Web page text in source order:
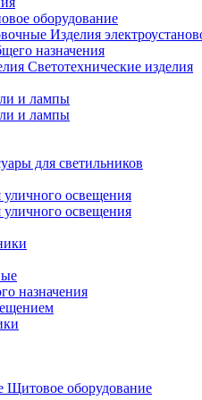
оборудование
Изделия
назначения
Светотехнические изделия
и лампы
и лампы
для светильников
освещения
освещения
назначения
Щитовое оборудование